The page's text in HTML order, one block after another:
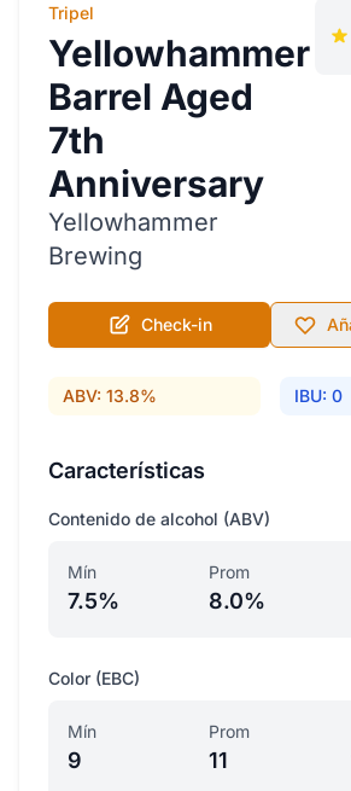
Tripel
Yellowhammer
Barrel Aged
7th
Anniversary
Yellowhammer
Brewing
Check-in
ABV: 13.8% IBU: 0
Características
Contenido de alcohol (ABV)
Mín
7.5%
Prom
8.0%
Color (EBC)
Mín
9
Prom
11